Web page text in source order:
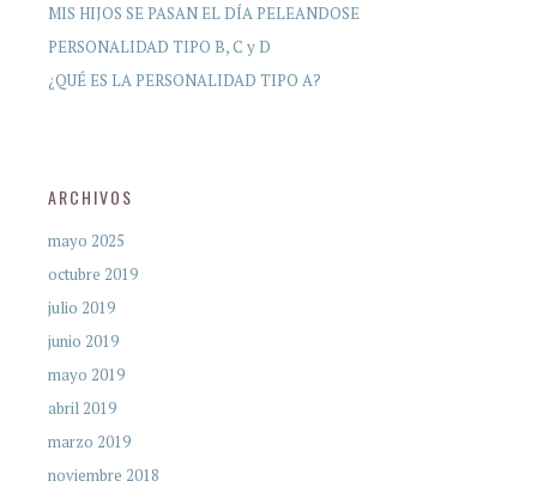
MIS HIJOS SE PASAN EL DÍA PELEANDOSE
PERSONALIDAD TIPO B, C y D
¿QUÉ ES LA PERSONALIDAD TIPO A?
ARCHIVOS
mayo 2025
octubre 2019
julio 2019
junio 2019
mayo 2019
abril 2019
marzo 2019
noviembre 2018